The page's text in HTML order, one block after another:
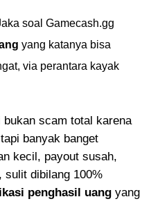
soal Gamecash.gg
yang katanya bisa
via perantara kayak
bukan scam total karena
banyak banget
kecil, payout susah,
sulit dibilang 100%
penghasil uang yang